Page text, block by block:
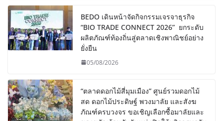
BEDO เดินหน้าจัดกิจกรรมเจรจาธุรกิจ
“BIO TRADE CONNECT 2026” ยกระดับ
ผลิตภัณฑ์ท้องถิ่นสู่ตลาดเชิงพาณิชย์อย่าง
ยั่งยืน
05/08/2026
“ตลาดดอกไม้สี่มุมเมือง” ศูนย์รวมดอกไม้
สด ดอกไม้ประดิษฐ์ พวงมาลัย และสังฆ
ภัณฑ์ครบวงจร ขอเชิญเลือกซื้อมาลัยและ